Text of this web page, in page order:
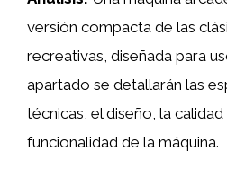
versión compacta de las
recreativas, diseñada para
apartado se detallarán las
técnicas, el diseño, la
funcionalidad de la máquina.